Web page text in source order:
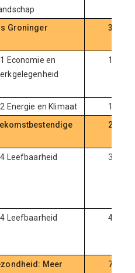
Groninger
3,6
Economie en
1,0
Energie en Klimaat
1,0
2,0
Leefbaarheid 3,0
Leefbaarheid 4,1
Meer
7,1